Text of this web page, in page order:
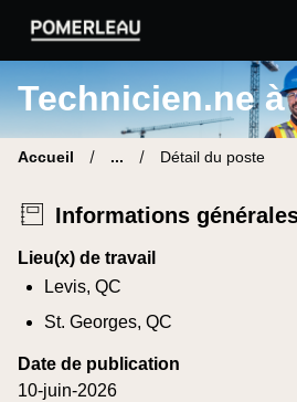
Pomerleau Site carrière |
Technicien.ne à
Accueil ... Détail du poste
Informations
Lieu(x) de travail
Levis, QC
St. Georges, QC
Date de publication
10-juin-2026